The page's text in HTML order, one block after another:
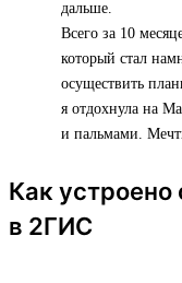
дальше.
Всего за 10
который стал
осуществить
я отдохнула на
и пальмами.
Как устроено
в 2ГИС